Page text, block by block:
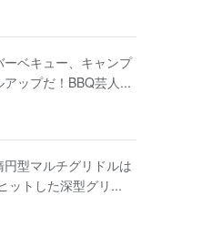
ーベキュー、キャンプ
ップだ！BBQ芸人...
円型マルチグリドルは
ットした深型グリ...